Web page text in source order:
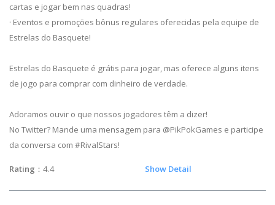
cartas e jogar bem nas quadras!
· Eventos e promoções bônus regulares oferecidas pela equipe de
Estrelas do Basquete!
Estrelas do Basquete é grátis para jogar, mas oferece alguns itens
de jogo para comprar com dinheiro de verdade.
Adoramos ouvir o que nossos jogadores têm a dizer!
No Twitter? Mande uma mensagem para @PikPokGames e participe
da conversa com #RivalStars!
Rating ：4.4 Show Detail